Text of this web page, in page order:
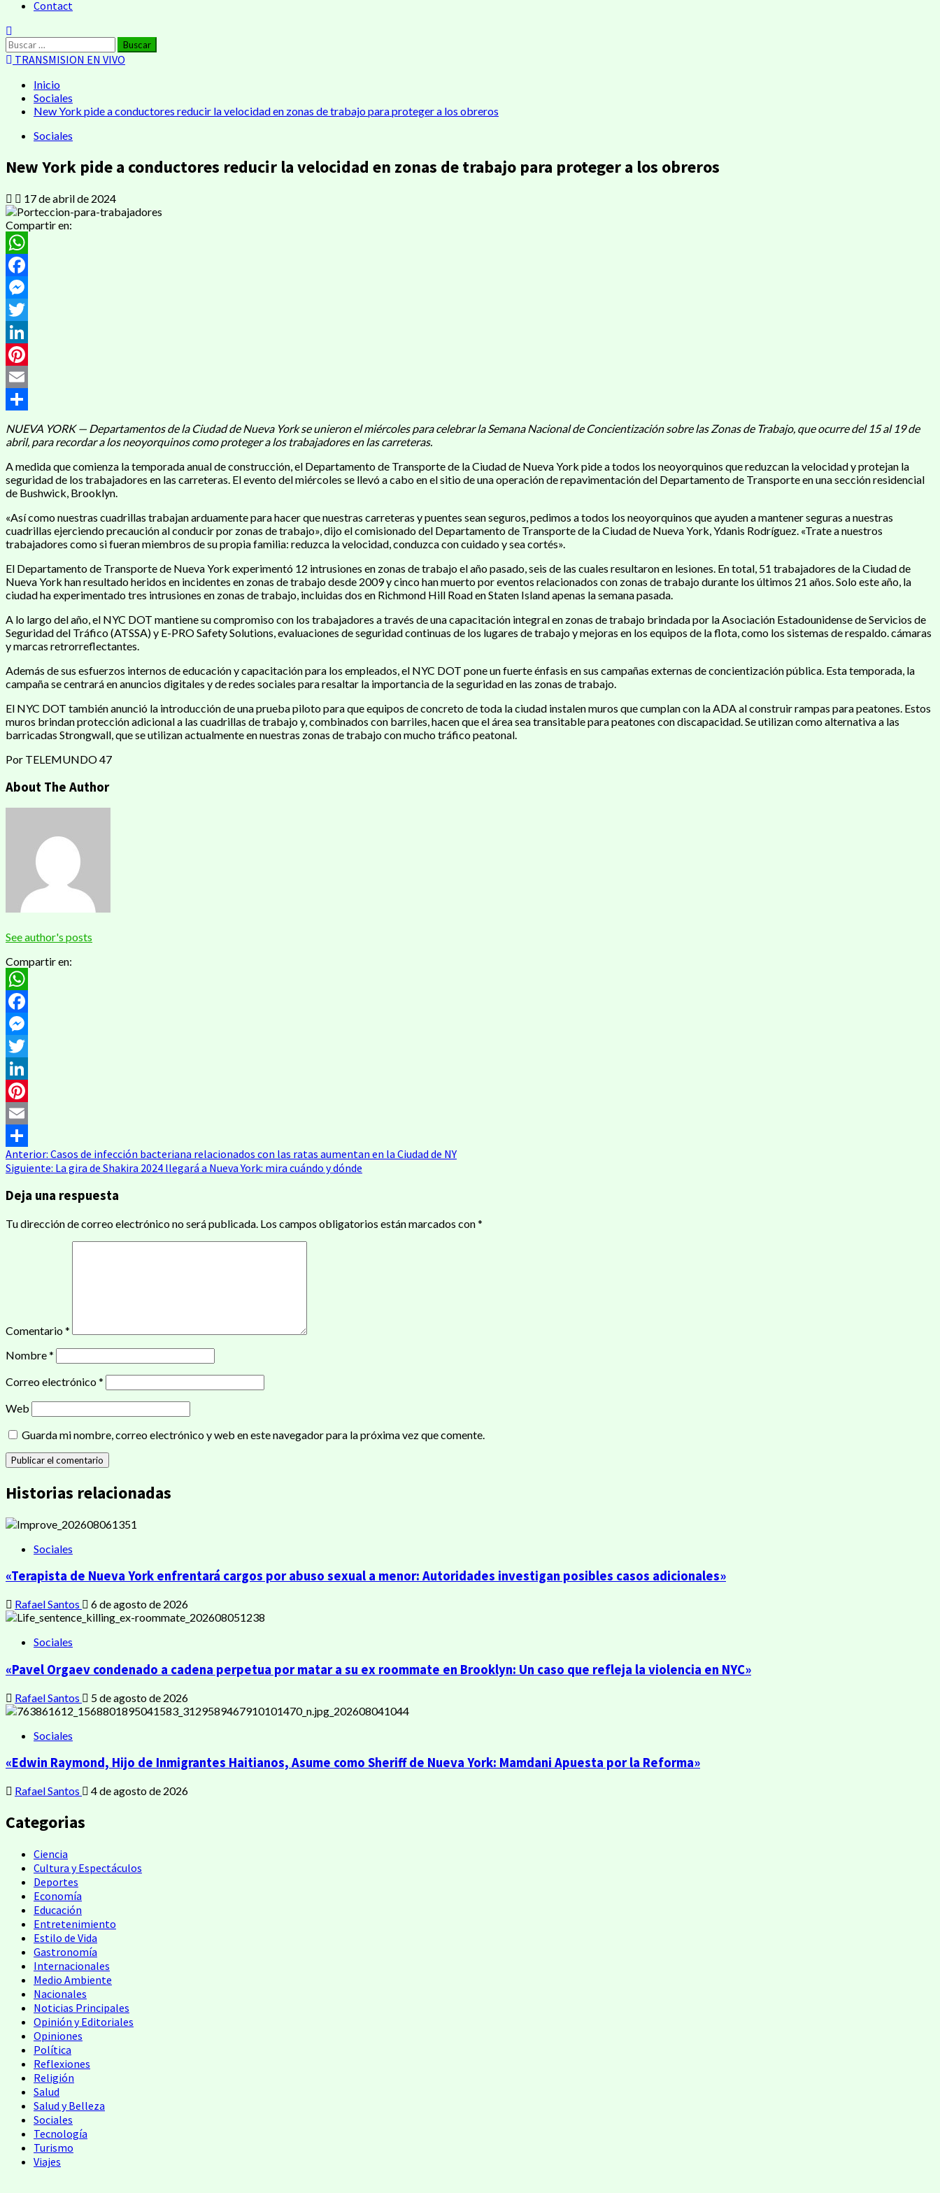
Contact
TRANSMISION EN VIVO
Inicio
Sociales
New York pide a conductores reducir la velocidad en zonas de trabajo para proteger a los obreros
Sociales
New York pide a conductores reducir la velocidad en zonas de trabajo para proteger a los obreros
17 de abril de 2024
Compartir en:
WhatsApp
Facebook
Messenger
Twitter
LinkedIn
Pinterest
Email
Compartir
NUEVA YORK — Departamentos de la Ciudad de Nueva York se unieron el miércoles para celebrar la Semana Nacional de Concientización sobre las Zonas de Trabajo, que ocurre del 15 al 19 de
abril, para recordar a los neoyorquinos como proteger a los trabajadores en las carreteras.
A medida que comienza la temporada anual de construcción, el Departamento de Transporte de la Ciudad de Nueva York pide a todos los neoyorquinos que reduzcan la velocidad y protejan la
seguridad de los trabajadores en las carreteras. El evento del miércoles se llevó a cabo en el sitio de una operación de repavimentación del Departamento de Transporte en una sección residencial
de Bushwick, Brooklyn.
«Así como nuestras cuadrillas trabajan arduamente para hacer que nuestras carreteras y puentes sean seguros, pedimos a todos los neoyorquinos que ayuden a mantener seguras a nuestras
cuadrillas ejerciendo precaución al conducir por zonas de trabajo», dijo el comisionado del Departamento de Transporte de la Ciudad de Nueva York, Ydanis Rodríguez. «Trate a nuestros
trabajadores como si fueran miembros de su propia familia: reduzca la velocidad, conduzca con cuidado y sea cortés».
El Departamento de Transporte de Nueva York experimentó 12 intrusiones en zonas de trabajo el año pasado, seis de las cuales resultaron en lesiones. En total, 51 trabajadores de la Ciudad de
Nueva York han resultado heridos en incidentes en zonas de trabajo desde 2009 y cinco han muerto por eventos relacionados con zonas de trabajo durante los últimos 21 años. Solo este año, la
ciudad ha experimentado tres intrusiones en zonas de trabajo, incluidas dos en Richmond Hill Road en Staten Island apenas la semana pasada.
A lo largo del año, el NYC DOT mantiene su compromiso con los trabajadores a través de una capacitación integral en zonas de trabajo brindada por la Asociación Estadounidense de Servicios de
Seguridad del Tráfico (ATSSA) y E-PRO Safety Solutions, evaluaciones de seguridad continuas de los lugares de trabajo y mejoras en los equipos de la flota, como los sistemas de respaldo. cámaras
y marcas retrorreflectantes.
Además de sus esfuerzos internos de educación y capacitación para los empleados, el NYC DOT pone un fuerte énfasis en sus campañas externas de concientización pública. Esta temporada, la
campaña se centrará en anuncios digitales y de redes sociales para resaltar la importancia de la seguridad en las zonas de trabajo.
El NYC DOT también anunció la introducción de una prueba piloto para que equipos de concreto de toda la ciudad instalen muros que cumplan con la ADA al construir rampas para peatones. Estos
muros brindan protección adicional a las cuadrillas de trabajo y, combinados con barriles, hacen que el área sea transitable para peatones con discapacidad. Se utilizan como alternativa a las
barricadas Strongwall, que se utilizan actualmente en nuestras zonas de trabajo con mucho tráfico peatonal.
Por TELEMUNDO 47
About The Author
See author's posts
Compartir en:
WhatsApp
Facebook
Messenger
Twitter
LinkedIn
Pinterest
Email
Compartir
Anterior: Casos de infección bacteriana relacionados con las ratas aumentan en la Ciudad de NY
Siguiente: La gira de Shakira 2024 llegará a Nueva York: mira cuándo y dónde
Deja una respuesta
Tu dirección de correo electrónico no será publicada. Los campos obligatorios están marcados con*
Comentario*
Nombre*
Correo electrónico*
Web
Guarda mi nombre, correo electrónico y web en este navegador para la próxima vez que comente.
Historias relacionadas
Sociales
«Terapista de Nueva York enfrentará cargos por abuso sexual a menor: Autoridades investigan posibles casos adicionales»
Rafael Santos 6 de agosto de 2026
Sociales
«Pavel Orgaev condenado a cadena perpetua por matar a su ex roommate en Brooklyn: Un caso que refleja la violencia en NYC»
Rafael Santos 5 de agosto de 2026
Sociales
«Edwin Raymond, Hijo de Inmigrantes Haitianos, Asume como Sheriff de Nueva York: Mamdani Apuesta por la Reforma»
Rafael Santos 4 de agosto de 2026
Categorias
Ciencia
Cultura y Espectáculos
Deportes
Economía
Educación
Entretenimiento
Estilo de Vida
Gastronomía
Internacionales
Medio Ambiente
Nacionales
Noticias Principales
Opinión y Editoriales
Opiniones
Política
Reflexiones
Religión
Salud
Salud y Belleza
Sociales
Tecnología
Turismo
Viajes